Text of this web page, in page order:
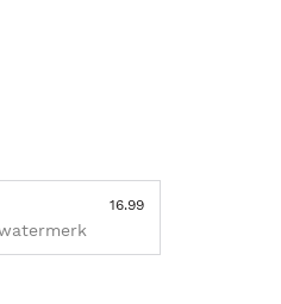
16.99